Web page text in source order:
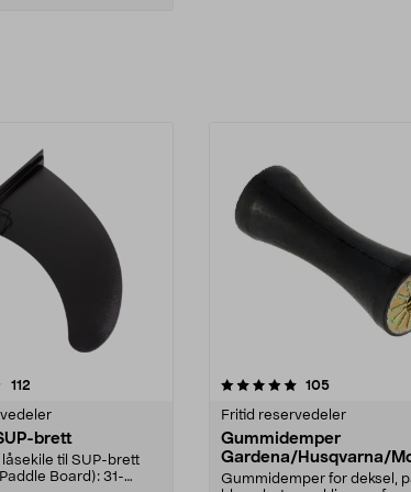
112
brett
låsekile til SUP-brett
Board): 31-
5.0 av 5 stjerner 105anmeldelser
Fritid reservedeler
Gummidemper
Gardena/Husqvarna/
ch/Flymo
Gummidemper for deksel,
5.0 av 5 stjerner